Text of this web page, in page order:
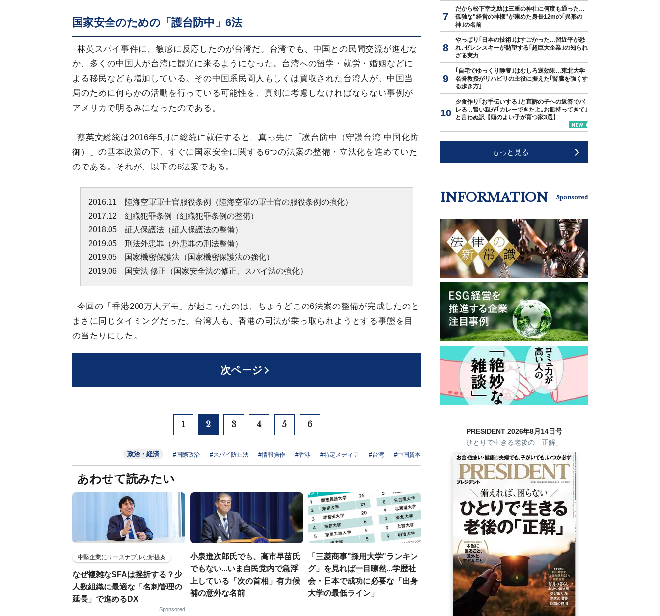
国家安全のための「護台防中」6法
林英スパイ事件に、敏感に反応したのが台湾だ。台湾でも、中国との民間交流が進むな
か、多くの中国人が台湾に観光に来るようになった。台湾への留学・就労・婚姻などに
よる移民なども増加している。その中国系民間人もしくは買収された台湾人が、中国当
局のために何らかの活動を行っている可能性を、真剣に考慮しなければならない事例が
アメリカで明るみになったのである。
蔡英文総統は2016年5月に総統に就任すると、真っ先に「護台防中（守護台湾 中国化防
御）」の基本政策の下、すぐに国家安全に関する6つの法案の整備・立法化を進めていた
のである。それが、以下の6法案である。
2016.11 陸海空軍軍士官服役条例（陸海空軍の軍士官の服役条例の強化）
2017.12 組織犯罪条例（組織犯罪条例の整備）
2018.05 証人保護法（証人保護法の整備）
2019.05 刑法外患罪（外患罪の刑法整備）
2019.05 国家機密保護法（国家機密保護法の強化）
2019.06 国安法 修正（国家安全法の修正、スパイ法の強化）
今回の「香港200万人デモ」が起こったのは、ちょうどこの6法案の整備が完成したのと
まさに同じタイミングだった。台湾人も、香港の司法が乗っ取られようとする事態を目
の当たりにした。
次ページ
1 2 3 4 5 6
政治・経済 #国際政治 #スパイ防止法 #情報操作 #香港 #特定メディア #台湾 #中国資本
あわせて読みたい
中堅企業にリーズナブルな新提案
なぜ複雑なSFAは挫折する？少
人数組織に最適な「名刺管理の
延長」で進めるDX
Sponsored
小泉進次郎氏でも、高市早苗氏
でもない...いま自民党内で急浮
上している「次の首相」有力候
補の意外な名前
「三菱商事"採用大学"ランキン
グ」を見れば一目瞭然...学歴社
会・日本で成功に必要な「出身
大学の最低ライン」
だから松下幸之助は三重の神社に何度も通った…
孤独な"経営の神様"が崇めた身長12mの｢異形の
神｣の名前
やっぱり｢日本の技術｣はすごかった…習近平が恐
れ､ゼレンスキーが熱望する｢超巨大企業｣の知られ
ざる実力
｢自宅でゆっくり静養｣はむしろ逆効果…東北大学
名誉教授がリハビリの主役に据えた｢腎臓を強くす
る歩き方｣
夕食作り｢お手伝いする｣と直訴の子への返答でバ
レる…賢い親が｢カレーできたよ｡お皿持ってきて｣
と言わぬ訳【頭のよい子が育つ家3選】
もっと見る
INFORMATION Sponsored
PRESIDENT 2026年8月14日号
ひとりで生きる老後の「正解」